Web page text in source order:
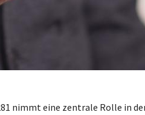
nimmt eine zentrale Rolle in